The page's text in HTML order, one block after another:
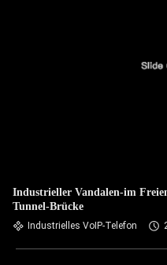
Industrieller Vandalen-im
Tunnel-Brücke
Industrielles VoIP-Telefon